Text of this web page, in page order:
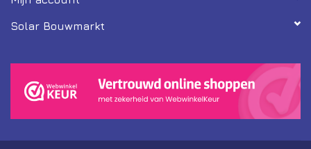
Solar Bouwmarkt